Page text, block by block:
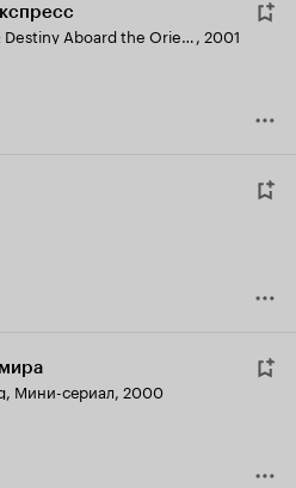
Death, Deceit & Destiny Aboard the Orient Express, 2001
, Мини-сериал, 2000